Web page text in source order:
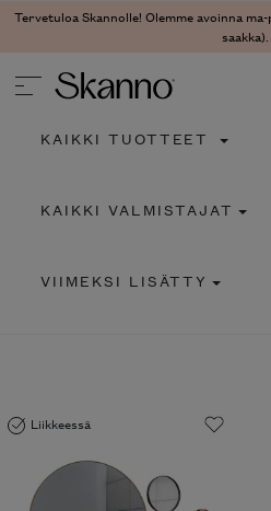
Tervetuloa Skannolle! Olemme avoinna
saakka).
Type 2 or more characters for
KAIKKI TUOTTEET
KAIKKI VALMISTAJAT
VIIMEKSI LISÄTTY
Liikkeessä